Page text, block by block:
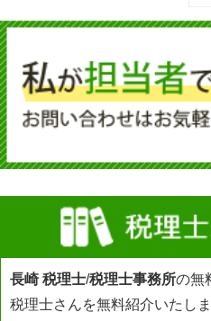
長崎 税理士/税理士事務所の無
税理士さんを無料紹介いたしま